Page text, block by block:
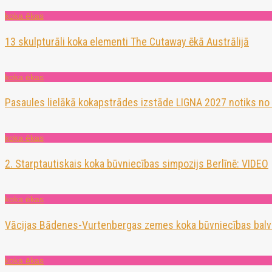
koka ēkas
13 skulpturāli koka elementi The Cutaway ēkā Austrālijā
koka ēkas
Pasaules lielākā kokapstrādes izstāde LIGNA 2027 notiks
koka ēkas
2. Starptautiskais koka būvniecības simpozijs Berlīnē: VIDEO
koka ēkas
Vācijas Bādenes-Vurtenbergas zemes koka būvniecības
koka ēkas